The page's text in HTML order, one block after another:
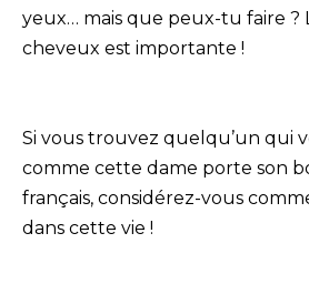
yeux… mais que peux-tu faire ?
cheveux est importante !
Si vous trouvez quelqu’un qui
comme cette dame porte son
français, considérez-vous
dans cette vie !